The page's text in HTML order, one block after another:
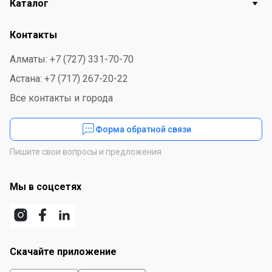
работник банка или доверенное им лицо, которое
между стенками корпуса и двери заполнено
пенобетоном. Основные параметры сейфа:
механический код + 2 ключа + 1 ручка +
выдвигающийся ящик с ключом.
хранения два ящика с замком с одной полкой.
Каталог
Контакты
Алматы: +7 (727) 331-70-70
Астана: +7 (717) 267-20-22
Все контакты и города
Форма обратной связи
Пишите свои вопросы и предложения
Мы в соцсетях
Скачайте приложение